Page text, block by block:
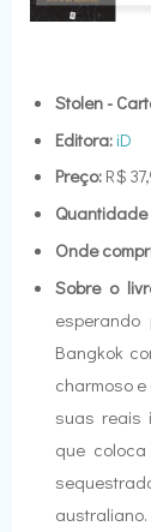
Stolen -
Editora: iD
Preço: R$
Onde
Sobre o
Bangkok
charmoso
suas reais
que